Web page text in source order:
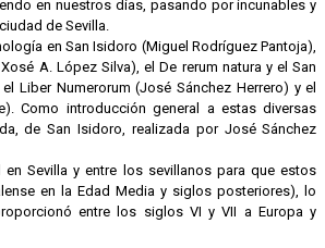
en nuestros días, pasando por incunables y
de Sevilla.
en San Isidoro (Miguel Rodríguez Pantoja),
A. López Silva), el De rerum natura y el San
Liber Numerorum (José Sánchez Herrero) y el
Como introducción general a estas diversas
de San Isidoro, realizada por José Sánchez
Sevilla y entre los sevillanos para que estos
en la Edad Media y siglos posteriores), lo
entre los siglos VI y VII a Europa y